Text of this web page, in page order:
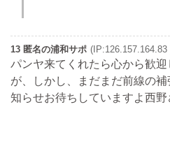
13 匿名の浦和サポ (IP:126.157.164.83
パンヤ来てくれたら心から歓迎
が、しかし、まだまだ前線の
知らせお待ちしていますよ西野